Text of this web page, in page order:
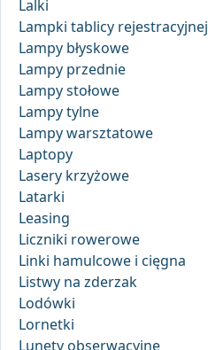
Lalki
Lampki tablicy rejestracyjnej
Lampy błyskowe
Lampy przednie
Lampy stołowe
Lampy tylne
Lampy warsztatowe
Laptopy
Lasery krzyżowe
Latarki
Leasing
Liczniki rowerowe
Linki hamulcowe i cięgna
Listwy na zderzak
Lodówki
Lornetki
Lunety obserwacyjne